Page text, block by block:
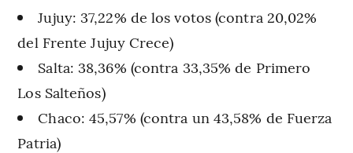
Jujuy: 37,22% de los votos (contra 20,02%
del Frente Jujuy Crece)
Salta: 38,36% (contra 33,35% de Primero
Los Salteños)
Chaco: 45,57% (contra un 43,58% de Fuerza
Patria)